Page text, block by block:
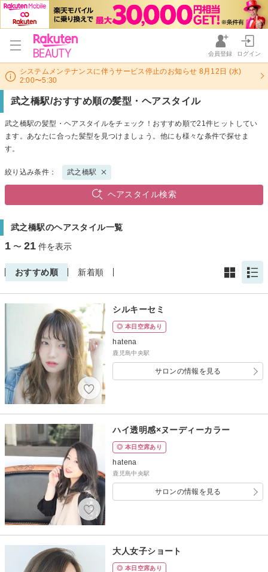
会員登録 ログイン
システムメンテナンスに伴うサービス停止のお知らせ 8月12日 (水)
2:00〜5:30
武之橋駅/おすすめ順の髪型・ヘアスタイル
武之橋駅の髪型・ヘアスタイルをチェック！おすすめ順で21件ヒットしてい
ます。あなたに合った髪型を見つけましょう。他にも様々な条件で探せま
す。
絞り込み条件： 武之橋駅
ヘアスタイル検索
武之橋駅のヘアスタイル一覧
1 〜 21 件を表示
おすすめ順 新着順
シルキーセミ
◎ 本日空席あり
hatena
鹿児島中央駅
サロンの情報を見る
ハイ透明感×ヌーディーカラー
◎ 本日空席あり
hatena
鹿児島中央駅
サロンの情報を見る
大人女子ショート
◎ 本日空席あり